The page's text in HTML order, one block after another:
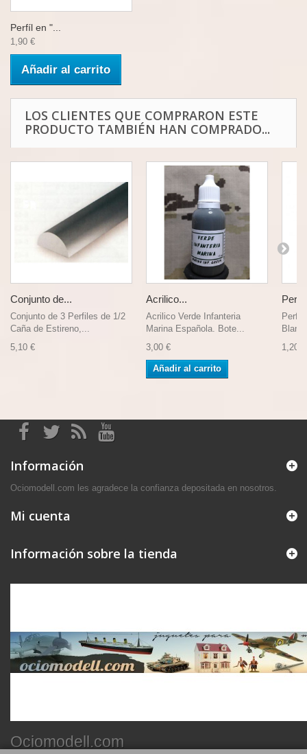
Perfíl en "...
1,90 €
Añadir al carrito
LOS CLIENTES QUE COMPRARON ESTE
PRODUCTO TAMBIÉN HAN COMPRADO...
Conjunto de...
Conjunto de 3 Perfiles de 1/2
Caña de Estireno,...
5,10 €
Acrilico...
Acrilico Verde Infanteria
Marina Española. Bote...
3,00 €
Añadir al carrito
Perfíl
1,20 €
Información
Ociomodell.com les agradece la confianza depositada en nosotros.
Mi cuenta
Información sobre la tienda
Ociomodell.com